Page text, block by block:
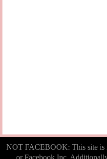
NOT FACEBOOK: This site is
or Facebook Inc.